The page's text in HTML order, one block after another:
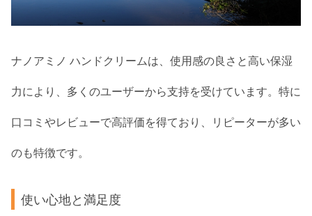
ナノアミノ ハンドクリームは、使用感の良さと高い保湿
力により、多くのユーザーから支持を受けています。特に
口コミやレビューで高評価を得ており、リピーターが多い
のも特徴です。
使い心地と満足度